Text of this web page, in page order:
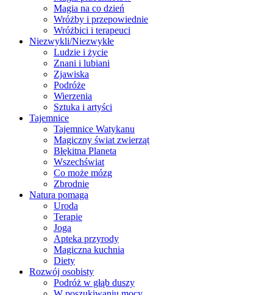
Magia na co dzień
Wróżby i przepowiednie
Wróżbici i terapeuci
Niezwykli/Niezwykłe
Ludzie i życie
Znani i lubiani
Zjawiska
Podróże
Wierzenia
Sztuka i artyści
Tajemnice
Tajemnice Watykanu
Magiczny świat zwierząt
Błękitna Planeta
Wszechświat
Co może mózg
Zbrodnie
Natura pomaga
Uroda
Terapie
Joga
Apteka przyrody
Magiczna kuchnia
Diety
Rozwój osobisty
Podróż w głąb duszy